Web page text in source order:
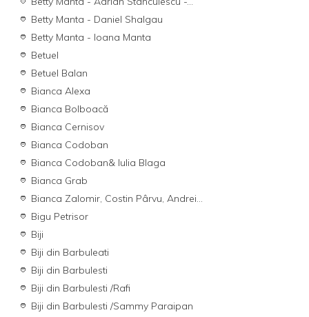
Betty Manta - Daniel Shalgau
Betty Manta - Ioana Manta
Betuel
Betuel Balan
Bianca Alexa
Bianca Bolboacă
Bianca Cernisov
Bianca Codoban
Bianca Codoban& Iulia Blaga
Bianca Grab
Bianca Zalomir, Costin Pârvu, Andrei...
Bigu Petrisor
Biji
Biji din Barbuleati
Biji din Barbulesti
Biji din Barbulesti /Rafi
Biji din Barbulesti /Sammy Paraipan